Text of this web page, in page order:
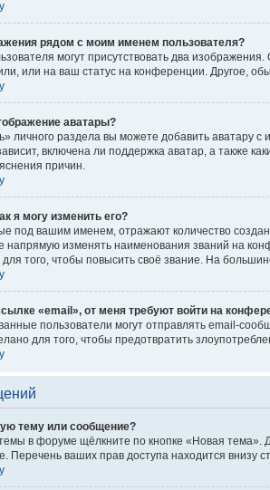
рядом с моим именем пользователя?
могут присутствовать два
или на ваш статус на конференции. Другое,
аватары?
личного раздела вы можете добавить аватару
включена ли поддержка аватар, а также
причин.
я могу изменить его?
под вашим именем, отражают количество
изменять наименования званий на
того, чтобы повысить своё звание. На
«email», от меня требуют войти на
пользователи могут отправлять email-
для того, чтобы предотвратить
тему или сообщение?
в форуме щёлкните по кнопке «Новая
Перечень ваших прав доступа находится